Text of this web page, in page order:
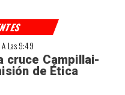
A Las 9:49
cruce Campillai-
de Ética